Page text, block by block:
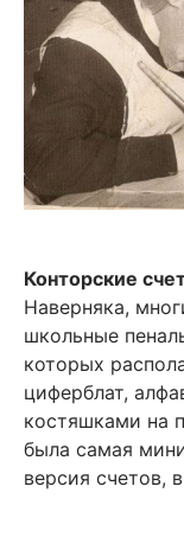
Конторские
Наверняка,
школьные
которых
циферблат,
костяшками на
была самая
версия счетов,